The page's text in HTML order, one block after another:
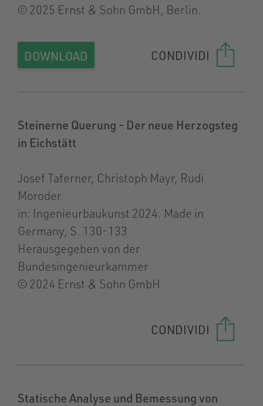
© 2025 Ernst & Sohn GmbH, Berlin.
CONDIVIDI
DOWNLOAD
Steinerne Querung - Der neue Herzogsteg
in Eichstätt
Josef Taferner, Christoph Mayr, Rudi
Moroder
in: Ingenieurbaukunst 2024. Made in
Germany, S. 130-133
Herausgegeben von der
Bundesingenieurkammer
© 2024 Ernst & Sohn GmbH
CONDIVIDI
Statische Analyse und Bemessung von